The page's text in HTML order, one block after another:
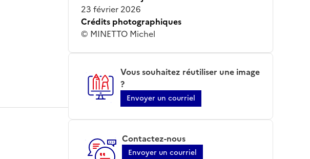
23 février 2026
Crédits photographiques
© MINETTO Michel
Vous souhaitez réutiliser une image
?
Envoyer un courriel
Contactez-nous
Envoyer un courriel